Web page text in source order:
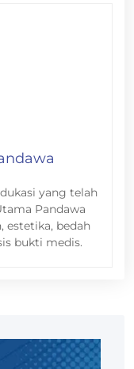
yang telah
Pandawa
estetika, bedah
bukti medis.